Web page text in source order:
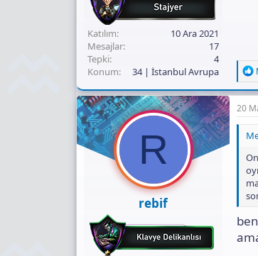
Katılım
10 Ara 2021
Mesajlar
17
Tepki
4
Konum
34 | İstanbul Avrupa
t
s
:
R
rebif
20